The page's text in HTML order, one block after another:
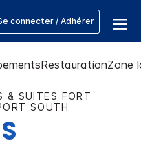
connecter / Adhérer
RestaurationZone
& SUITES FORT
SOUTH